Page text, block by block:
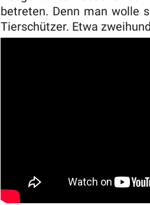
betreten. Denn man wolle
Tierschützer. Etwa